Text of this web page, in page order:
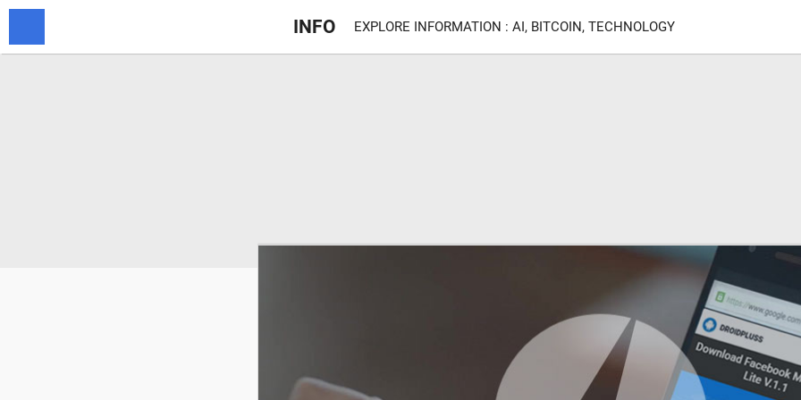
INFO EXPLORE INFORMATION : AI, BITCOIN, TECHNOLOGY